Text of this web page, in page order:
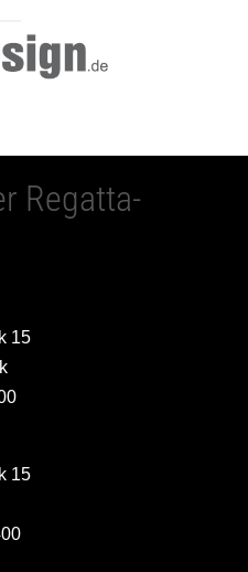
Regatta-
15
15